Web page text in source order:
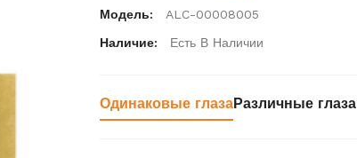
Модель:
ALC-00008005
Наличие:
Есть В Наличии
Одинаковые глазаРазличные глаза